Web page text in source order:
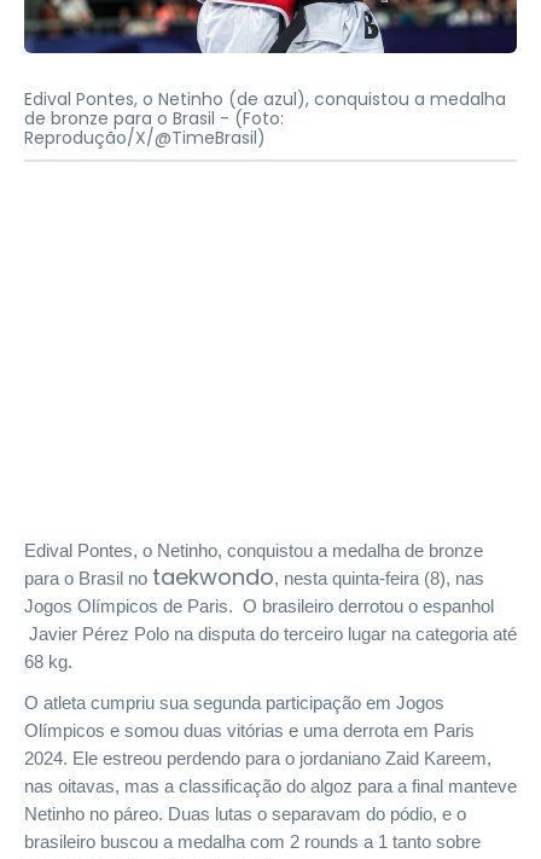
Edival Pontes, o Netinho (de azul), conquistou a medalha
de bronze para o Brasil - (Foto:
Reprodução/X/@TimeBrasil)
Edival Pontes, o Netinho, conquistou a medalha de bronze
para o Brasil no taekwondo, nesta quinta-feira (8), nas
Jogos Olímpicos de Paris. O brasileiro derrotou o espanhol
Javier Pérez Polo na disputa do terceiro lugar na categoria até
68 kg.
O atleta cumpriu sua segunda participação em Jogos
Olímpicos e somou duas vitórias e uma derrota em Paris
2024. Ele estreou perdendo para o jordaniano Zaid Kareem,
nas oitavas, mas a classificação do algoz para a final manteve
Netinho no páreo. Duas lutas o separavam do pódio, e o
brasileiro buscou a medalha com 2 rounds a 1 tanto sobre